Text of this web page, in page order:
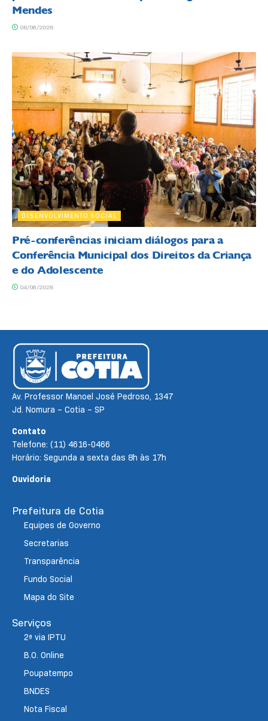
Mendes
06/08/2026
DESENVOLVIMENTO SOCIAL
Pré-conferências iniciam diálogos para a
Conferência Municipal dos Direitos da Criança
e do Adolescente
04/08/2026
Av. Professor Manoel José Pedroso, 1347
Jd. Nomura – Cotia – SP
Contato
Telefone: (11) 4616-0466
Horário: Segunda a sexta das 8h às 17h
Ouvidoria
Prefeitura de Cotia
Equipes de Governo
Secretarias
Transparência
Fundo Social
Mapa do Site
Serviços
2ª via IPTU
B.O. Online
Poupatempo
BNDES
Nota Fiscal